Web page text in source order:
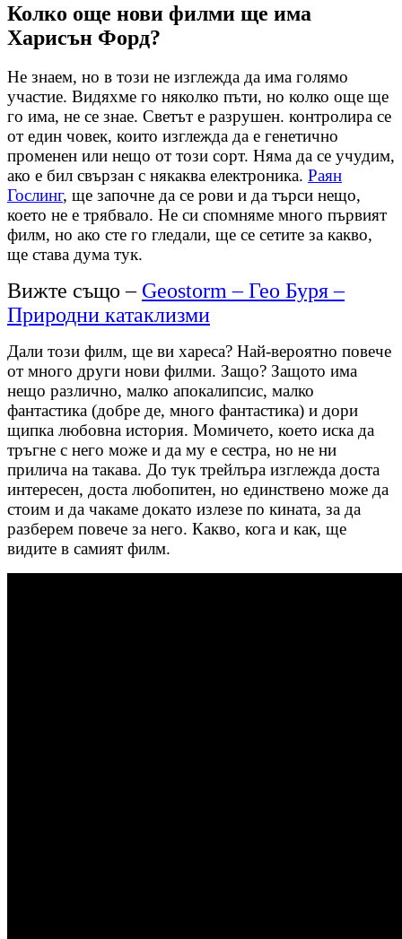
Колко още нови филми ще има
Харисън Форд?
Не знаем, но в този не изглежда да има голямо
участие. Видяхме го няколко пъти, но колко още ще
го има, не се знае. Светът е разрушен. контролира се
от един човек, които изглежда да е генетично
променен или нещо от този сорт. Няма да се учудим,
ако е бил свързан с някаква електроника. Раян
Гослинг, ще започне да се рови и да търси нещо,
което не е трябвало. Не си спомняме много първият
филм, но ако сте го гледали, ще се сетите за какво,
ще става дума тук.
Вижте също – Geostorm – Гео Буря –
Природни катаклизми
Дали този филм, ще ви хареса? Най-вероятно повече
от много други нови филми. Защо? Защото има
нещо различно, малко апокалипсис, малко
фантастика (добре де, много фантастика) и дори
щипка любовна история. Момичето, което иска да
тръгне с него може и да му е сестра, но не ни
прилича на такава. До тук трейлъра изглежда доста
интересен, доста любопитен, но единствено може да
стоим и да чакаме докато излезе по кината, за да
разберем повече за него. Какво, кога и как, ще
видите в самият филм.